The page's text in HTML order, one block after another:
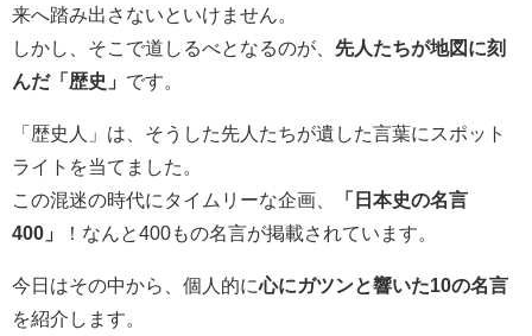
来へ踏み出さないといけません。
しかし、そこで道しるべとなるのが、 先人たちが地図に刻
んだ「歴史」 です。
「歴史人」は、そうした先人たちが遺した言葉にスポット
ライトを当てました。
この混迷の時代にタイムリーな企画、
「日本史の名言
400」
！なんと400もの名言が掲載されています。
今日はその中から、個人的に心にガツンと響いた10の名言
を紹介します。